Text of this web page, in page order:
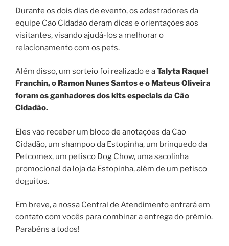
Durante os dois dias de evento, os adestradores da
equipe Cão Cidadão deram dicas e orientações aos
visitantes, visando ajudá-los a melhorar o
relacionamento com os pets.
Além disso, um sorteio foi realizado e aTalyta Raquel
Franchin, o Ramon Nunes Santos e o Mateus Oliveira
foram os ganhadores dos kits especiais da Cão
Cidadão.
Eles vão receber um bloco de anotações da Cão
Cidadão, um shampoo da Estopinha, um brinquedo da
Petcomex, um petisco Dog Chow, uma sacolinha
promocional da loja da Estopinha, além de um petisco
doguitos.
Em breve, a nossa Central de Atendimento entrará em
contato com vocês para combinar a entrega do prêmio.
Parabéns a todos!